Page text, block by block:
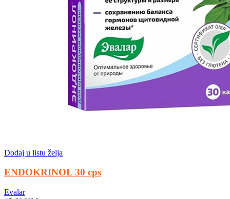
Dodaj u listu želja
ENDOKRINOL 30 cps
Evalar